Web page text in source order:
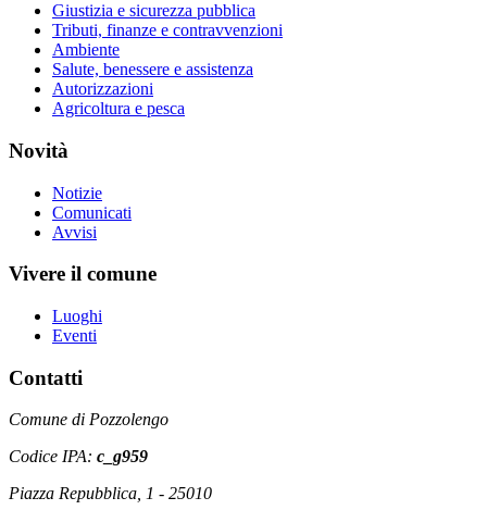
Giustizia e sicurezza pubblica
Tributi, finanze e contravvenzioni
Ambiente
Salute, benessere e assistenza
Autorizzazioni
Agricoltura e pesca
Novità
Notizie
Comunicati
Avvisi
Vivere il comune
Luoghi
Eventi
Contatti
Comune di Pozzolengo
Codice IPA: c_g959
Piazza Repubblica, 1 - 25010